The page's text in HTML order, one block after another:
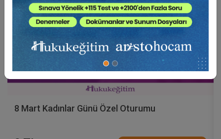
8 Mart Kadınlar Günü Özel Oturumu